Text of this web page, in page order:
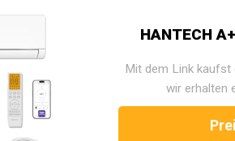
HANTECH
Mit dem Link kaufst
wir erhalten